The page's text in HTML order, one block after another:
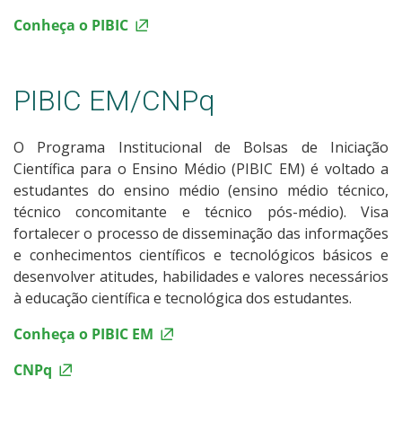
Conheça o PIBIC
PIBIC EM/CNPq
O Programa Institucional de Bolsas de Iniciação
Científica para o Ensino Médio (PIBIC EM) é voltado a
estudantes do ensino médio (ensino médio técnico,
técnico concomitante e técnico pós-médio). Visa
fortalecer o processo de disseminação das informações
e conhecimentos científicos e tecnológicos básicos e
desenvolver atitudes, habilidades e valores necessários
à educação científica e tecnológica dos estudantes.
Conheça o PIBIC EM
CNPq